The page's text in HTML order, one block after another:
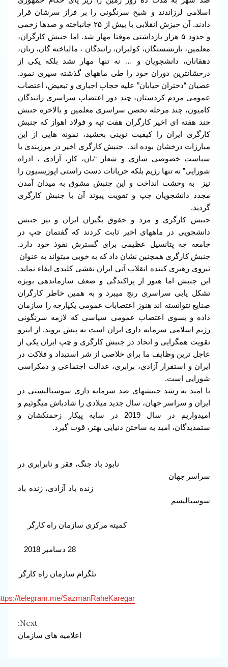
اسلامی لرزاندند و شبح سرنگونی را بر فراز سرشان قرار
دادند. آن خیزش انقلابی با بیش از ۲۵ جانباخته و صدها زخمی
و حدود ۵ هزار بازداشتی موقتا مهار شد. اما جنبش کارگران،
معلمین، بازنشستگان، کولبران، رانندگان ، مالباخته گان، زنان،
دهقانان، دانشجویان و … نه تنها مهار نشد بلکه یکی از
درخشانترین دوران خود را طی ماههای گذشته سپری نمود.
عصیان “دختران خیابان” علیه حجاب اجباری و تبعیض، اعتصاب
عمومی مردم کردستان، چند دور اعتصاب سراسری رانندگان
کامیون، چند مرحله تحصن سراسری معلمین و بالاخره جنبش
چند هفته ای اخیر کارگران هفت تپه و فولاد اهواز که جنبش
کارگری ایران را کیفیت نوینی بخشید، نمونه هایی از این
مبارزات درخشان بوده اند. جنبش کارگری اخیر در مرزبندی با
سیاست خصوصی سازی و شعار “نان، کار، آزادی ، ادراه
شورایی” نه تنها رژیم بلکه جریانات دست راستی اپوزیسیون را
نیز به وحشت انداخت و این جنبش مشوق به میدان آمدن
مجدد دانشجویان چپ و تقویت پیوند آن با جنبش کارگری
گردید.
جنبش کارگری و مزد و حقوق بگیران ایران و نیز جنبش
دانشجویی در ماههای اخیر ثابت کردند که گفتمان چپ در
جامعه چه پتانسیل عظیمی برای گسترش نفوذ خود دارد.
جنبش کارگری همچنین نشان داد که به خوبی میتواند به عنوان
نیروی رهبری کننده انقلاب آتی ایران نقشی کلیدی ایفاء نماید.
این جنبش اما هنوز از پراکندگی و ضعف سازماندهی بویژه
تشکل یابی سراسری رنج میبرد و به همین خاطر کارگران
صنایع نتوانسته اند هنوز اعتصابات عمومی یکپارچه را سازمان
داده و بسوی اعتصاب عمومی سیاسی که لازمه سرنگونی
رژیم اسلامی سرمایه داری ایران است به پیش بروند. از اینرو
تقویت همگرایی و اتحاد در جنبش کارگری و چپ ایران یکی از
عاجل ترین وظایف ما برای خلاصی از شر استبداد و فلاکت در
ایران و استقرار آزادی، برابری، عدالت اجتماعی و دمکراسی
شورایی است.
با امید به رشد جنبشهای ضد سرمایه داری سوسیالیستی در
ایران و سراسر جهان، سال جدید میلادی را شادباش میگوئیم و
امیدواریم در سال 2019 در سایه پیکار زحمتکشان و
ستمدیدگان، امید به ساختن دنیایی بهتر، قوت گیرد.
نابود باد جنگ، فقر و نابرابری در
سراسر جهان
زنده باد آزادی، زنده باد
سوسیالیسم
کمیته مرکزی سازمان راه کارگر
تلگرام سازمان راه کارگر
https://telegram.me/SazmanRaheKaregar
Next:
اعلامیه های سازمان